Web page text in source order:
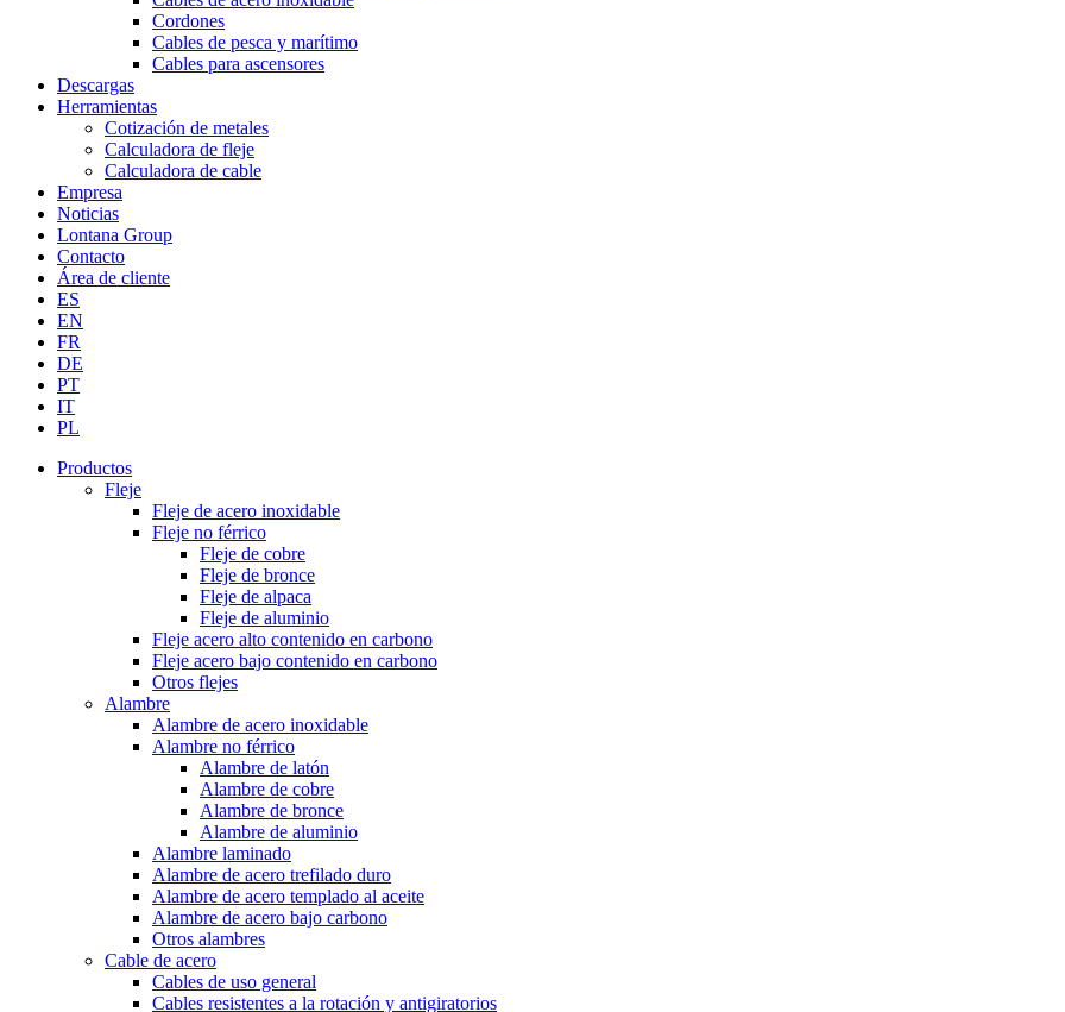
Cordones
Cables de pesca y marítimo
Cables para ascensores
Descargas
Herramientas
Cotización de metales
Calculadora de fleje
Calculadora de cable
Empresa
Noticias
Lontana Group
Contacto
Área de cliente
ES
EN
FR
DE
PT
IT
PL
Productos
Fleje
Fleje de acero inoxidable
Fleje no férrico
Fleje de cobre
Fleje de bronce
Fleje de alpaca
Fleje de aluminio
Fleje acero alto contenido en carbono
Fleje acero bajo contenido en carbono
Otros flejes
Alambre
Alambre de acero inoxidable
Alambre no férrico
Alambre de latón
Alambre de cobre
Alambre de bronce
Alambre de aluminio
Alambre laminado
Alambre de acero trefilado duro
Alambre de acero templado al aceite
Alambre de acero bajo carbono
Otros alambres
Cable de acero
Cables de uso general
Cables resistentes a la rotación y antigiratorios